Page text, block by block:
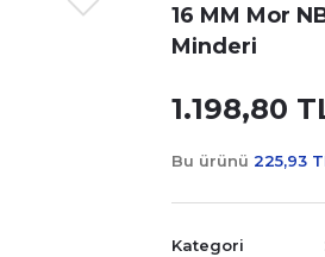
16 MM Mor
Minderi
1.198,80
Bu ürünü 225,93
Kategori